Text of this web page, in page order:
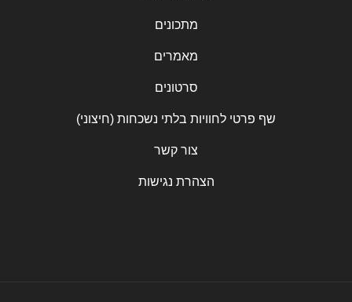
מתכונים
מאמרים
סרטונים
שף פרטי לחוויות בלתי נשכחות (חיצוני)
צור קשר
הצהרת נגישות